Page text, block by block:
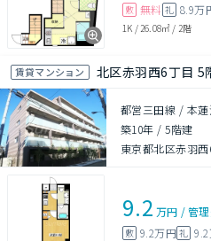
敷 無料 礼 8.9万
1K / 26.08㎡ / 2階
賃貸マンション 北区赤羽西6丁目 5
都営三田線 / 本
築10年 /5階建
東京都北区赤羽西
9.2 万円 /管
敷 9.2万円礼